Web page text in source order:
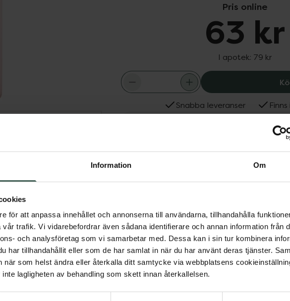
Information Om
för att anpassa innehållet och annonserna till användarna, tillhandahålla
trafik. Vi vidarebefordrar även sådana identifierare och annan information från
och analysföretag som vi samarbetar med. Dessa kan i sin tur kombinera
har tillhandahållit eller som de har samlat in när du har använt deras tjänster.
när som helst ändra eller återkalla ditt samtycke via webbplatsens
lagligheten av behandling som skett innan återkallelsen.
Pris online
63 kr
I apotek: 79 kr
Snabba leveranser
Aktuella erbjudanden
från ACO tar
Innehåller
Visa